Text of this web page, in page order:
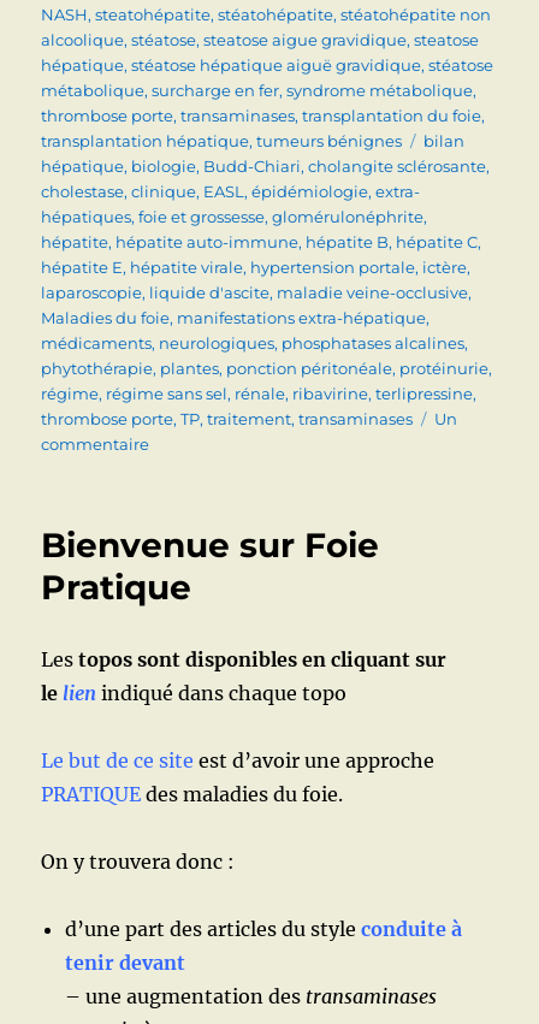
NASH,steatohépatite,stéatohépatite,stéatohépatite non
alcoolique,stéatose,steatose aigue gravidique,steatose
hépatique,stéatose hépatique aiguë gravidique,stéatose
métabolique,surcharge en fer,syndrome métabolique,
thrombose porte,transaminases,transplantation du foie,
transplantation hépatique,tumeurs bénignes Étiquettes
bilan
hépatique, biologie, Budd-Chiari,cholangite sclérosante,
cholestase,clinique, EASL ,épidémiologie,extra-
hépatiques,foie et grossesse,glomérulonéphrite,
hépatite, hépatite auto-immune, hépatite B, hépatite C,
hépatite E, hépatite virale, hypertension portale, ictère,
laparoscopie, liquide d'ascite, maladie veine-occlusive,
Maladies du foie, manifestations extra-hépatique,
médicaments, neurologiques, phosphatases alcalines,
phytothérapie, plantes, ponction péritonéale, protéinurie,
régime, régime sans sel, rénale, ribavirine,terlipressine,
thrombose porte,TP,traitement,transaminases
Un
commentairesur
Bienvenue sur Foie
Pratique
Lestopos sont disponibles en cliquant sur
le lien indiqué dans chaque topo
Le but de ce siteest d’avoir une approche
PRATIQUEdes maladies du foie.
On y trouvera donc :
d’une part des articles du styleconduite à
tenir devant
– une augmentation des transaminases